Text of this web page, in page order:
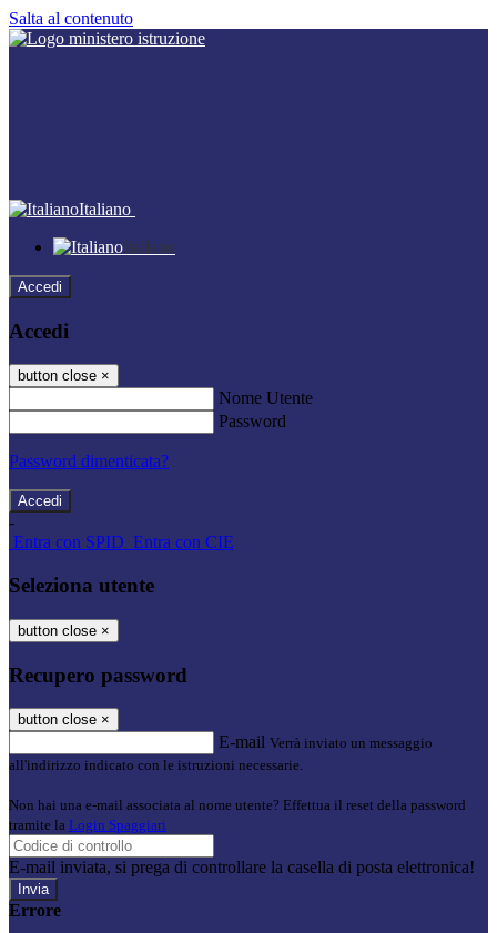
Salta al contenuto
Italiano
Italiano
Accedi
Accedi
button close ×
Nome Utente
Password
Password dimenticata?
-
Entra con SPID Entra con CIE
Seleziona utente
button close ×
Recupero password
button close ×
E-mail Verrà inviato un messaggio
all'indirizzo indicato con le istruzioni necessarie.
Non hai una e-mail associata al nome utente? Effettua il reset della password
tramite la Login Spaggiari
E-mail inviata, si prega di controllare la casella di posta elettronica!
Errore